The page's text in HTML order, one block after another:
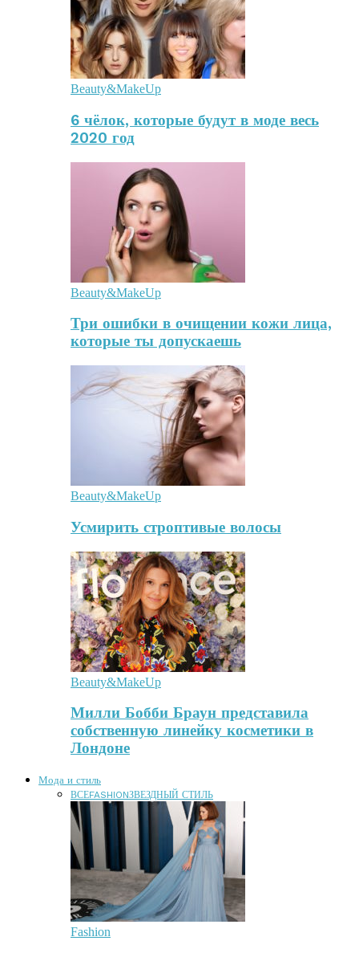
Beauty&MakeUp
6 чёлок, которые будут в моде весь
2020 год
Beauty&MakeUp
Три ошибки в очищении кожи лица,
которые ты допускаешь
Beauty&MakeUp
Усмирить строптивые волосы
Beauty&MakeUp
Милли Бобби Браун представила
собственную линейку косметики в
Лондоне
Мода и стиль
ВСЕFASHIONЗВЕЗДНЫЙ СТИЛЬ
Fashion